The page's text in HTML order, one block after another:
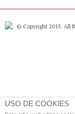
© Copyright 2015. All
USO DE COOKIES